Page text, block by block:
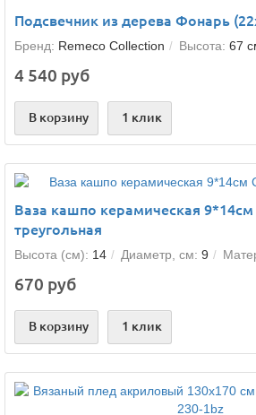
Подсвечник из дерева Фонарь
Бренд: Remeco Collection Высота: 67
4 540 руб
В корзину 1 клик
Ваза кашпо керамическая 9*14см
треугольная
Высота (см): 14 Диаметр, см: 9
670 руб
В корзину 1 клик